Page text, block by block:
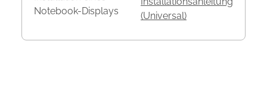
Notebook-Displays
(Universal)